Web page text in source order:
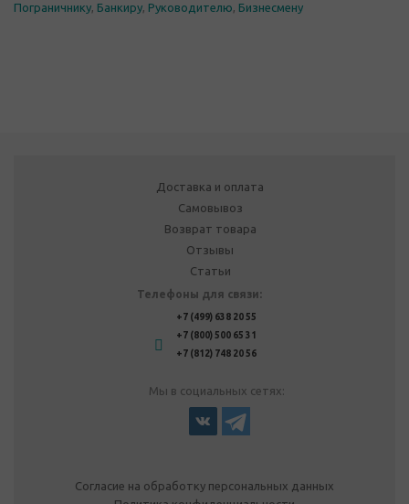
Пограничнику, Банкиру, Руководителю, Бизнесмену
Доставка и оплата
Самовывоз
Возврат товара
Отзывы
Статьи
Телефоны для связи:
+7 (499) 638 20 55
+7 (800) 500 65 31
+7 (812) 748 20 56
Мы в социальных сетях:
Согласие на обработку персональных данных